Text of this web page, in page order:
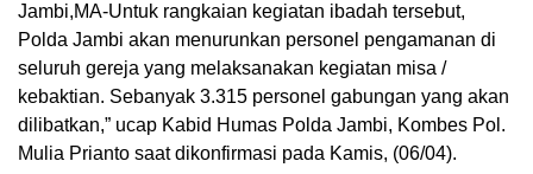
Jambi,MA-Untuk rangkaian kegiatan ibadah tersebut,
Polda Jambi akan menurunkan personel pengamanan di
seluruh gereja yang melaksanakan kegiatan misa /
kebaktian. Sebanyak 3.315 personel gabungan yang akan
dilibatkan,” ucap Kabid Humas Polda Jambi, Kombes Pol.
Mulia Prianto saat dikonfirmasi pada Kamis, (06/04).